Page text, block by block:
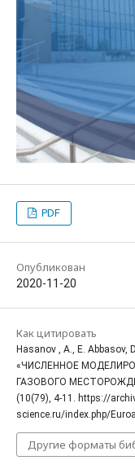
PDF
Опубликован
2020-11-20
Как цитировать
Hasanov , A., E. Abbasov,
«ЧИСЛЕННОЕ
ГАЗОВОГО
(10(79), 4-11. https://
science.ru/index.php/
Другие форматы